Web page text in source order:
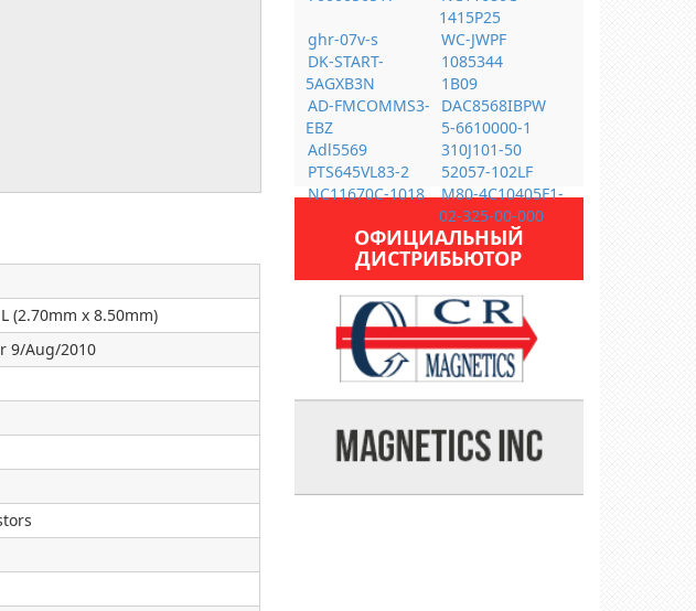
(2.70mm x 8.50mm)
9/Aug/2010
1415P25
ghr-07v-s
WC-JWPF
DK-START-
5AGXB3N
1085344
1B09
AD-FMCOMMS3-
EBZ
DAC8568IBPW
5-6610000-1
Adl5569
310J101-50
PTS645VL83-2
52057-102LF
NC11670C-1018
M80-4C10405F1-
02-325-00-000
ОФИЦИАЛЬНЫЙ
ДИСТРИБЬЮТОР